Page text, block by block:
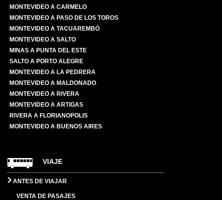
MONTEVIDEO A CARMELO
MONTEVIDEO A PASO DE LOS TOROS
MONTEVIDEO A TACUAREMBÓ
MONTEVIDEO A SALTO
MINAS A PUNTA DEL ESTE
SALTO A PORTO ALEGRE
MONTEVIDEO A LA PEDRERA
MONTEVIDEO A MALDONADO
MONTEVIDEO A RIVERA
MONTEVIDEO A ARTIGAS
RIVERA A FLORIANOPOLIS
MONTEVIDEO A BUENOS AIRES
VIAJE
ANTES DE VIAJAR
VENTA DE PASAJES